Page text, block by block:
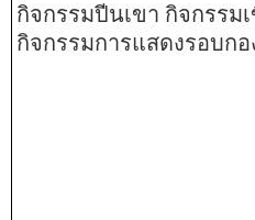
กิจกรรมปีนเขา กิจกรรม
กิจกรรมการแสดงรอบกอ